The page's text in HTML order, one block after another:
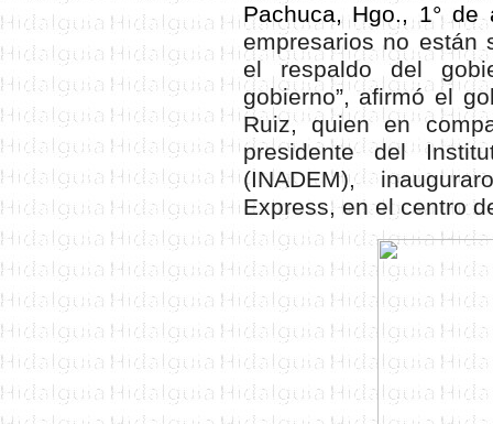
Pachuca, Hgo., 1°
empresarios no están
el respaldo del
gobierno”, afirmó el
Ruiz, quien en
presidente del
(INADEM),
Express, en el centro